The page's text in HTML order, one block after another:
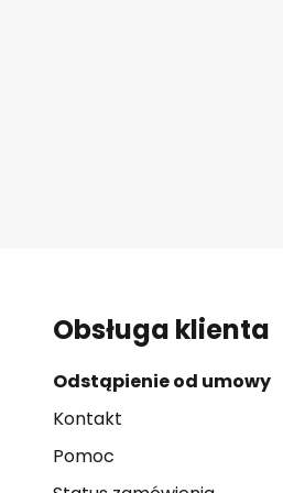
Obsługa klienta
Odstąpienie od umowy
Kontakt
Pomoc